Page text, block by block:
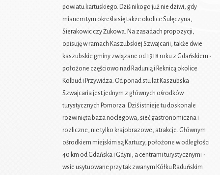
powiatu kartuskiego. Dziś nikogo już nie dziwi, gdy
mianem tym określa się także okolice Sulęczyna,
Sierakowic czy Żukowa. Na zasadach propozycji,
opisuję w ramach Kaszubskiej Szwajcarii, także dwie
kaszubskie gminy związane od 1918 roku z Gdańskiem -
położone częściowo nad Radunią i Reknicą okolice
Kolbud i Przywidza. Od ponad stu lat Kaszubska
Szwajcaria jest jednym z głównych ośrodków
turystycznych Pomorza. Dziś istnieje tu doskonale
rozwinięta baza noclegowa, sieć gastronomiczna i
rozliczne, nie tylko krajobrazowe, atrakcje. Głównym
ośrodkiem miejskim są Kartuzy, położone w odległości
40 km od Gdańska i Gdyni, a centrami turystycznymi -
wsie usytuowane przy tak zwanym Kółku Raduńskim